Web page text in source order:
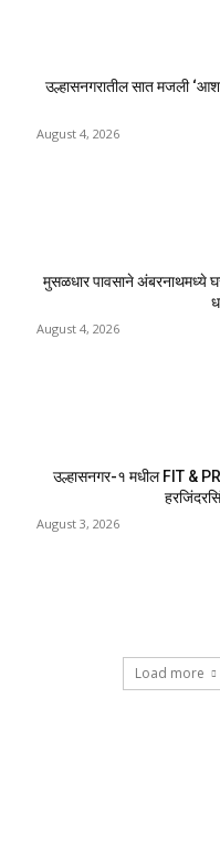
उल्हासनगरातील सात मजली
August 4, 2026
मुसळधार पावसाने अंबरनाथमध्ये
August 4, 2026
उल्हासनगर-१ मधील FIT &
August 3, 2026
Load more